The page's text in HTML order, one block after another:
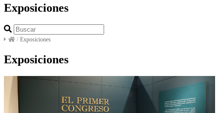
Exposiciones
/ Exposiciones
Exposiciones